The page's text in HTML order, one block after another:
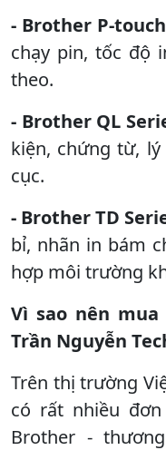
- Brother P-
chạy pin, tốc độ
theo.
- Brother QL
kiện, chứng từ,
cục.
- Brother TD
bỉ, nhãn in bám
hợp môi trường
Vì sao nên
Trần Nguyễn
Trên thị trường
có rất nhiều
Brother -